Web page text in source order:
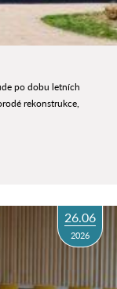
po dobu letních
rekonstrukce,
26.06
2026